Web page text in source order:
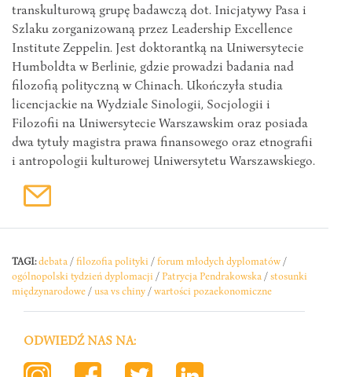
transkulturową grupę badawczą dot. Inicjatywy Pasa i
Szlaku zorganizowaną przez Leadership Excellence
Institute Zeppelin. Jest doktorantką na Uniwersytecie
Humboldta w Berlinie, gdzie prowadzi badania nad
filozofią polityczną w Chinach. Ukończyła studia
licencjackie na Wydziale Sinologii, Socjologii i
Filozofii na Uniwersytecie Warszawskim oraz posiada
dwa tytuły magistra prawa finansowego oraz etnografii
i antropologii kulturowej Uniwersytetu Warszawskiego.
TAGI:debata /filozofia polityki /forum młodych dyplomatów /
ogólnopolski tydzień dyplomacji /Patrycja Pendrakowska /stosunki
międzynarodowe /usa vs chiny /wartości pozaekonomiczne
ODWIEDŹ NAS NA: